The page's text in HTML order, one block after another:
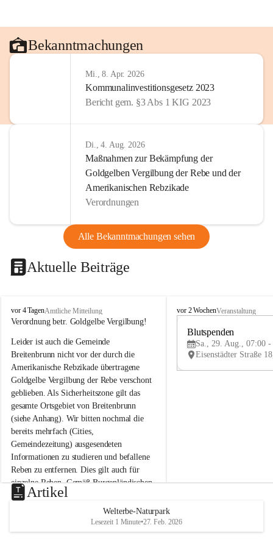
Bekanntmachungen
Mi., 8. Apr. 2026
Kommunalinvestitionsgesetz 2023
Bericht gem. §3 Abs 1 KIG 2023
Di., 4. Aug. 2026
Maßnahmen zur Bekämpfung der
Goldgelben Vergilbung der Rebe und der
Amerikanischen Rebzikade
Verordnungen
Alle Bekanntmachungen sehen
Aktuelle Beiträge
B
r
i
t
e
n
b
r
u
n
n
a
m
N
e
u
s
d
vor 4 TagenAmtliche Mitteilung
Verordnung betr. Goldgelbe Vergilbung!
Leider ist auch die Gemeinde
Breitenbrunn nicht vor der durch die
Amerikanische Rebzikade übertragene
Goldgelbe Vergilbung der Rebe verschont
geblieben. Als Sicherheitszone gilt das
gesamte Ortsgebiet von Breitenbrunn
(siehe Anhang). Wir bitten nochmal die
bereits mehrfach (Cities,
Gemeindezeitung) ausgesendeten
Informationen zu studieren und befallene
Reben zu entfernen. Dies gilt auch für
einzelne Reben. Gemäß Burgenländischen
Weinbaugesetz sind nicht gepflegte oder
unzulässige Weingärten zu roden! Bitte
helfen wir zusammen um unsere Winzer
vor den prognostizierten Ernteausfällen
B
e
u
e
d
vor 2 WochenVeranstaltung
Blutspenden
Sa., 29. Aug., 07:00 -
Artikel
Welterbe-Naturpark
Lesezeit 1 Minute•27. Feb. 2026